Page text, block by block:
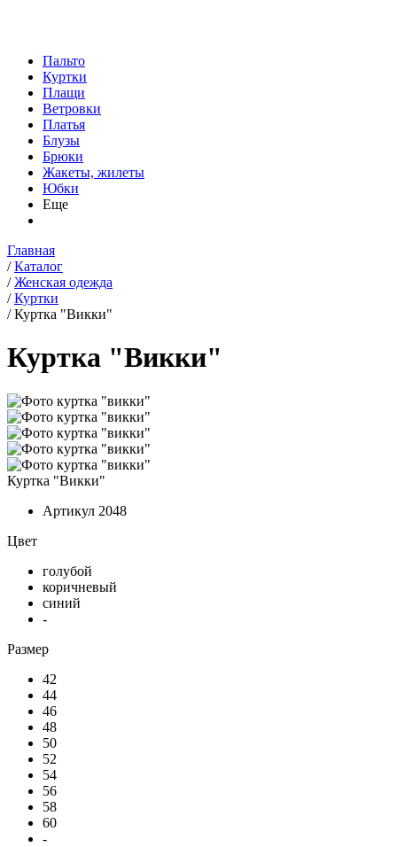
Пальто
Куртки
Плащи
Ветровки
Платья
Блузы
Брюки
Жакеты, жилеты
Юбки
Еще
Главная
/ Каталог
/ Женская одежда
/ Куртки
/ Куртка "Викки"
Куртка "Викки"
Куртка "Викки"
Артикул 2048
Цвет
голубой
коричневый
синий
-
Размер
42
44
46
48
50
52
54
56
58
60
-